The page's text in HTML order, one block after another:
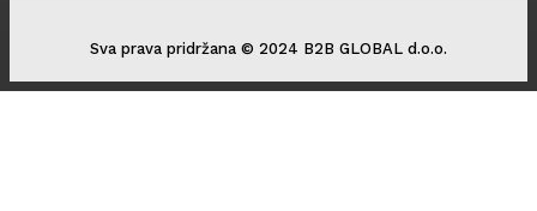
Sva prava pridržana © 2024 B2B GLOBAL d.o.o.